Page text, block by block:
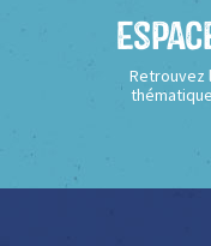
Retrouvez